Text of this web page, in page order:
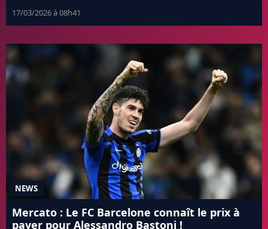
17/03/2026 à 08h41
NEWS
Mercato : Le FC Barcelone connaît le prix à
payer pour Alessandro Bastoni !